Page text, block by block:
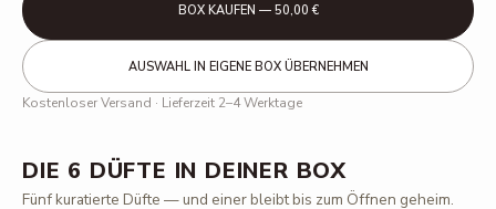
BOX KAUFEN — 50,00 €
AUSWAHL IN EIGENE BOX ÜBERNEHMEN
Kostenloser Versand · Lieferzeit 2–4 Werktage
DIE 6 DÜFTE IN DEINER BOX
Fünf kuratierte Düfte — und einer bleibt bis zum Öffnen geheim.